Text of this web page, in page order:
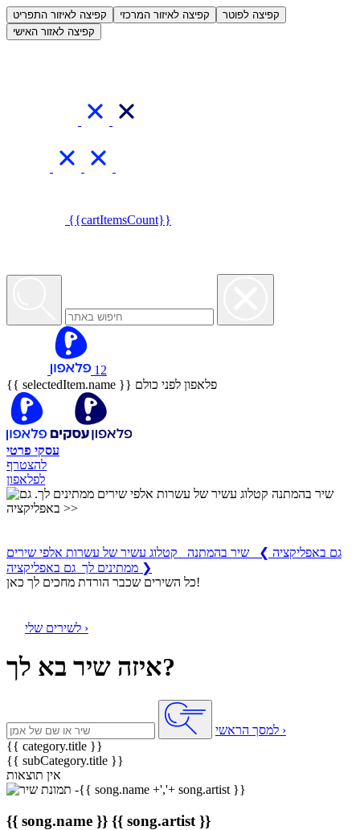
קפיצה לאיזור התפריט קפיצה לאיזור המרכזי
קפיצה לפוטר
קפיצה לאזור האישי
{{cartItemsCount}}
12
{{ selectedItem.name }} פלאפון לפני כולם
עסקי פרטי
להצטרף
לפלאפון
גם באפליקציה ❯
שיר בהמתנה קטלוג עשיר של עשרות אלפי שירים
ממתינים לך גם באפליקציה ❯
כל השירים שכבר הורדת מחכים לך כאן!
לשירים שלי ›
איזה שיר בא לך?
למסך הראשי ›
{{ category.title }}
{{ subCategory.title }}
אין תוצאות
{{ song.name }} {{ song.artist }}